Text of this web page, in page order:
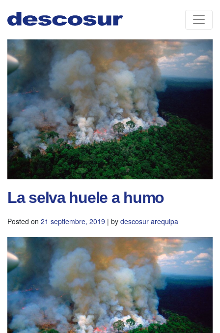
content
La selva huele a humo
Posted on 21 septiembre, 2019 | by descosur arequipa